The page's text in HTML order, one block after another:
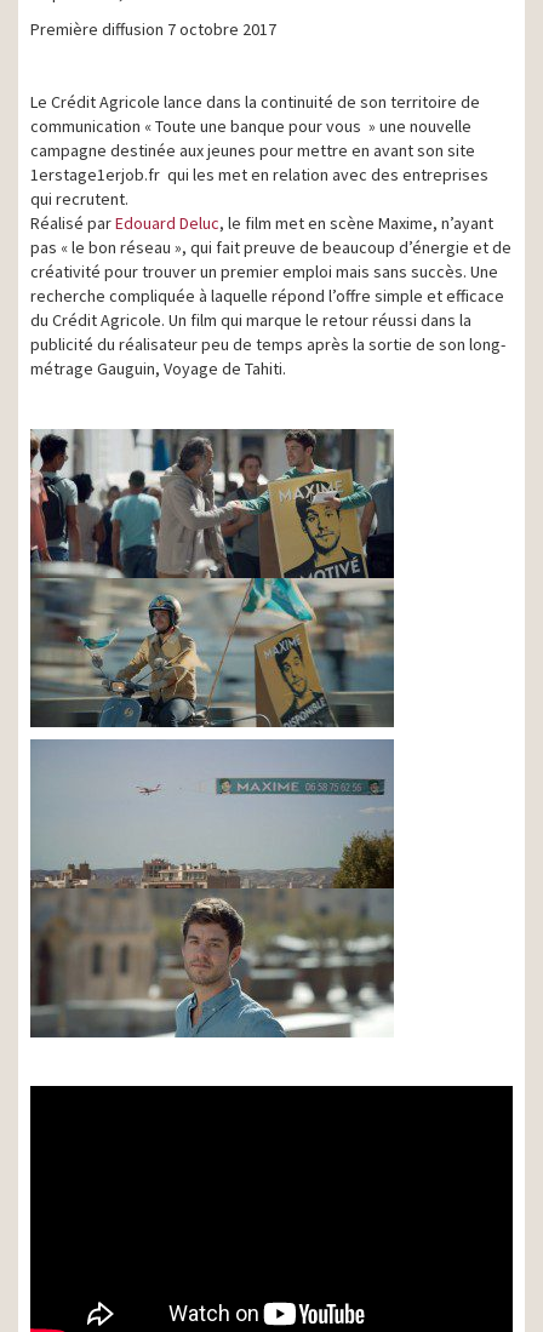
Première diffusion 7 octobre 2017
Le Crédit Agricole lance dans la continuité de son territoire de
communication « Toute une banque pour vous » une nouvelle
campagne destinée aux jeunes pour mettre en avant son site
1erstage1erjob.fr qui les met en relation avec des entreprises
qui recrutent.
Réalisé parEdouard Deluc, le film met en scène Maxime, n’ayant
pas « le bon réseau », qui fait preuve de beaucoup d’énergie et de
créativité pour trouver un premier emploi mais sans succès. Une
recherche compliquée à laquelle répond l’offre simple et efficace
du Crédit Agricole. Un film qui marque le retour réussi dans la
publicité du réalisateur peu de temps après la sortie de son long-
métrage Gauguin, Voyage de Tahiti.